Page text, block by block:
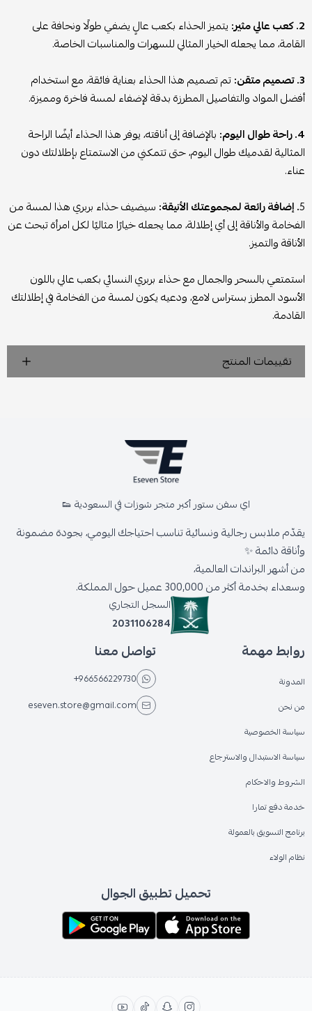
2. كعب عالي مثير:
يتميز الحذاء بكعب عالٍ يضفي طولًا ونحافة على
القامة، مما يجعله الخيار المثالي للسهرات والمناسبات الخاصة.
3. تصميم متقن:
تم تصميم هذا الحذاء بعناية فائقة، مع استخدام
أفضل المواد والتفاصيل المطرزة بدقة لإضفاء لمسة فاخرة ومميزة.
4. راحة طوال اليوم:
بالإضافة إلى أناقته، يوفر هذا الحذاء أيضًا الراحة
المثالية لقدميك طوال اليوم، حتى تتمكني من الاستمتاع بإطلالتك دون
عناء.
5. إضافة رائعة لمجموعتك الأنيقة: سيضيف حذاء بربري هذا لمسة من
الفخامة والأناقة إلى أي إطلالة، مما يجعله خيارًا مثاليًا لكل امرأة تبحث عن
الأناقة والتميز.
استمتعي بالسحر والجمال مع حذاء بربري النسائي بكعب عالي باللون
الأسود المطرز بستراس لامع، ودعيه يكون لمسة من الفخامة في إطلالتك
القادمة.
تقييمات المنتج
اي سفن ستور أكبر متجر شوزات في السعودية 👟
يقدّم ملابس رجالية ونسائية تناسب احتياجك اليومي، بجودة مضمونة
وأناقة دائمة ✨
من أشهر البراندات العالمية،
وسعداء بخدمة أكثر من 300,000 عميل حول المملكة.
السجل التجاري
2031106284
روابط مهمة
المدونة
من نحن
سياسة الخصوصية
سياسة الاستبدال والاسترجاع
الشروط والاحكام
خدمة دفع تمارا
برنامج التسويق بالعمولة
نظام الولاء
تواصل معنا
+966566229730
eseven.store@gmail.com
تحميل تطبيق الجوال